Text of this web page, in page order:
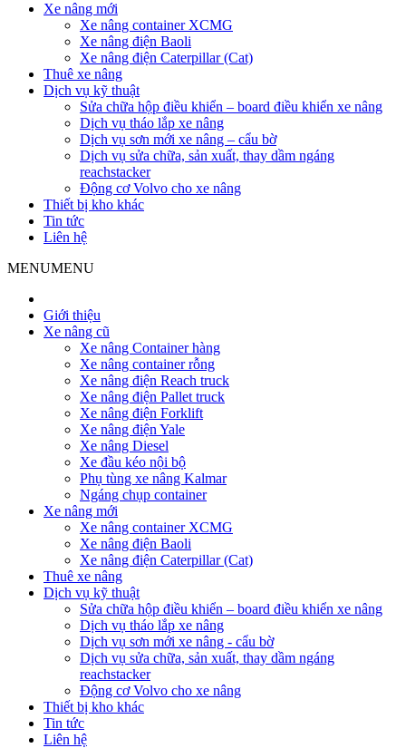
Xe nâng mới
Xe nâng container XCMG
Xe nâng điện Baoli
Xe nâng điện Caterpillar (Cat)
Thuê xe nâng
Dịch vụ kỹ thuật
Sửa chữa hộp điều khiển – board điều khiển xe nâng
Dịch vụ tháo lắp xe nâng
Dịch vụ sơn mới xe nâng – cẩu bờ
Dịch vụ sửa chữa, sản xuất, thay dầm ngáng
reachstacker
Động cơ Volvo cho xe nâng
Thiết bị kho khác
Tin tức
Liên hệ
MENUMENU
Giới thiệu
Xe nâng cũ
Xe nâng Container hàng
Xe nâng container rỗng
Xe nâng điện Reach truck
Xe nâng điện Pallet truck
Xe nâng điện Forklift
Xe nâng điện Yale
Xe nâng Diesel
Xe đầu kéo nội bộ
Phụ tùng xe nâng Kalmar
Ngáng chụp container
Xe nâng mới
Xe nâng container XCMG
Xe nâng điện Baoli
Xe nâng điện Caterpillar (Cat)
Thuê xe nâng
Dịch vụ kỹ thuật
Sửa chữa hộp điều khiển – board điều khiển xe nâng
Dịch vụ tháo lắp xe nâng
Dịch vụ sơn mới xe nâng - cẩu bờ
Dịch vụ sửa chữa, sản xuất, thay dầm ngáng
reachstacker
Động cơ Volvo cho xe nâng
Thiết bị kho khác
Tin tức
Liên hệ